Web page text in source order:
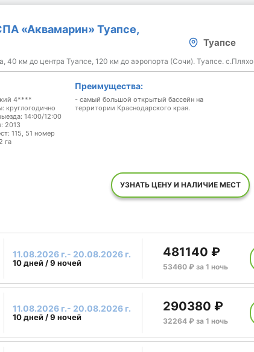
«Аквамарин» Туапсе,
Туапсе
40 км до центра Туапсе, 120 км до аэропорта (Сочи). Туапсе. с.Пляхо
4****
круглогодично
14:00/12:00
2013
115, 51 номер
га
Преимущества:
- самый большой открытый бассейн на
территории Краснодарского края.
УЗНАТЬ ЦЕНУ И НАЛИЧИЕ МЕСТ
11.08.2026 г.- 20.08.2026 г.
10 дней / 9 ночей
481140 ₽
53460 ₽ за 1 ночь
11.08.2026 г.- 20.08.2026 г.
10 дней / 9 ночей
290380 ₽
32264 ₽ за 1 ночь